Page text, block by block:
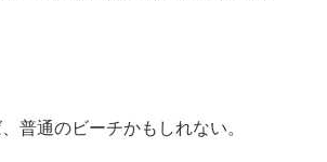
普通のビーチかもしれない。